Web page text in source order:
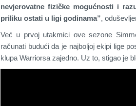
nevjerovatne fizičke mogućnosti i
priliku ostati u ligi godinama”,
Već u prvoj utakmici ove sezone
računati budući da je najboljoj ekipi lige
klupa Warriorsa zajedno. Uz to, stigao je